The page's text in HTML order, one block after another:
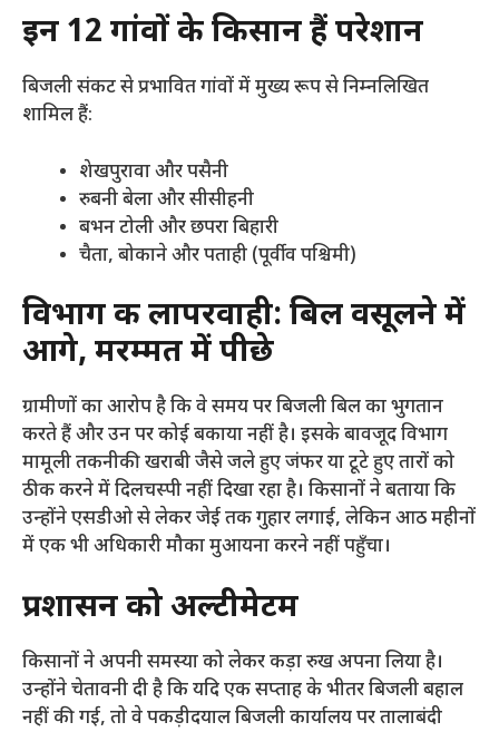
इन 12 गांवों के किसान हैं परेशान
​बिजली संकट से प्रभावित गांवों में मुख्य रूप से निम्नलिखित
शामिल हैं:
​शेखपुरावा और पसैनी
​रुबनी बेला और सीसीहनी
​बभन टोली और छपरा बिहारी
​चैता, बोकाने और पताही (पूर्वी व पश्चिमी)
विभाग की लापरवाही: बिल वसूलने में
आगे, मरम्मत में पीछे
​ग्रामीणों का आरोप है कि वे समय पर बिजली बिल का भुगतान
करते हैं और उन पर कोई बकाया नहीं है। इसके बावजूद विभाग
मामूली तकनीकी खराबी जैसे जले हुए जंफर या टूटे हुए तारों को
ठीक करने में दिलचस्पी नहीं दिखा रहा है। किसानों ने बताया कि
उन्होंने एसडीओ से लेकर जेई तक गुहार लगाई, लेकिन आठ महीनों
में एक भी अधिकारी मौका मुआयना करने नहीं पहुँचा।
प्रशासन को अल्टीमेटम
​किसानों ने अपनी समस्या को लेकर कड़ा रुख अपना लिया है।
उन्होंने चेतावनी दी है कि यदि एक सप्ताह के भीतर बिजली बहाल
नहीं की गई, तो वे पकड़ीदयाल बिजली कार्यालय पर तालाबंदी